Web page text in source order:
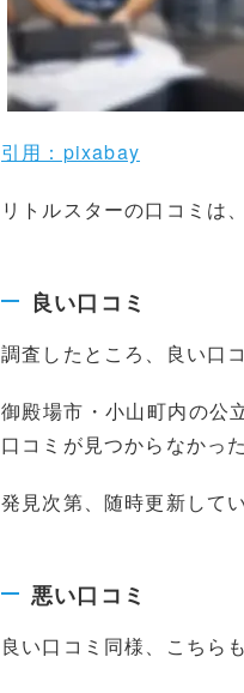
引用：pixabay
リトルスターの口コミは
良い口コミ
調査したところ、良い口
御殿場市・小山町内の公
口コミが見つからなかっ
発見次第、随時更新して
悪い口コミ
良い口コミ同様、こちら